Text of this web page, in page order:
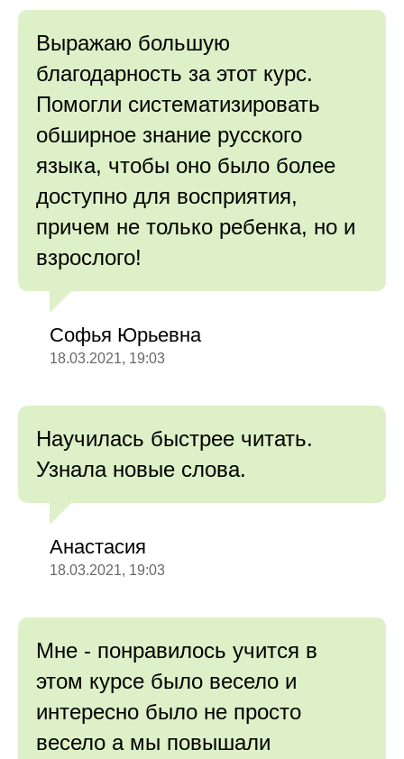
Выражаю большую
благодарность за этот курс.
Помогли систематизировать
обширное знание русского
языка, чтобы оно было более
доступно для восприятия,
причем не только ребенка, но и
взрослого!
Софья Юрьевна
18.03.2021, 19:03
Научилась быстрее читать.
Узнала новые слова.
Анастасия
18.03.2021, 19:03
Мне - понравилось учится в
этом курсе было весело и
интересно было не просто
весело а мы повышали